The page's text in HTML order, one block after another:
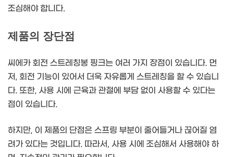
조심해야 합니다.
제품의 장단점
씨에카 회전 스트레칭봉 핑크는 여러 가지 장점이 있습니다. 먼
저, 회전 기능이 있어서 더욱 자유롭게 스트레칭을 할 수 있습니
다. 또한, 사용 시에 근육과 관절에 부담 없이 사용할 수 있다는
점이 있습니다.
하지만, 이 제품의 단점은 스프링 부분이 줄어들거나 끊어질 염
려가 있다는 것입니다. 따라서, 사용 시에 조심해서 사용해야 하